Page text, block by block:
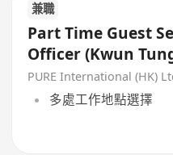
兼職
Part Time Guest
Officer (Kwun
locations)
PURE International (HK)
多處工作地點選擇